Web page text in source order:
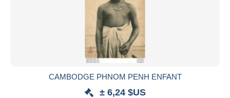
CAMBODGE PHNOM PENH ENFANT
± 6,24 $US